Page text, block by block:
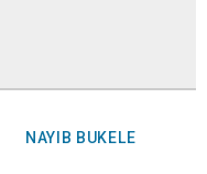
NAYIB BUKELE